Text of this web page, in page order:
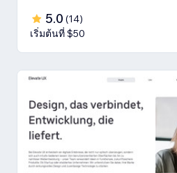
5.0 (14)
เริ่มต้นที่ $50